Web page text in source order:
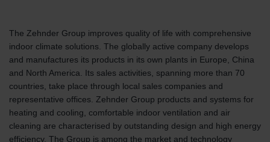
The Zehnder Group improves quality of life with comprehensive
indoor climate solutions. The globally active company develops
and manufactures its products in its own plants in Europe, China
and North America. Its sales activities, spanning more than 70
countries, take place through local sales companies and
representative offices. Zehnder Group products and systems for
heating and cooling, comfortable indoor ventilation and air
cleaning are characterised by outstanding design and high energy
efficiency. The Group is among the market and technology